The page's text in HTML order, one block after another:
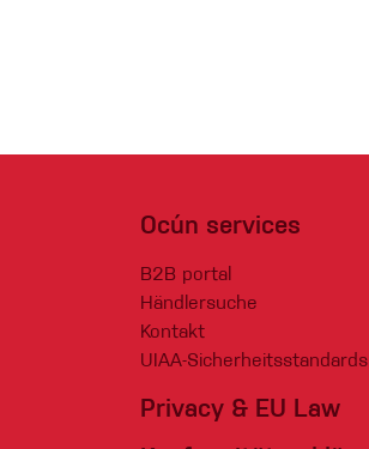
Ocún services
B2B portal
Händlersuche
Kontakt
UIAA-Sicherheitsstandards
Privacy & EU Law